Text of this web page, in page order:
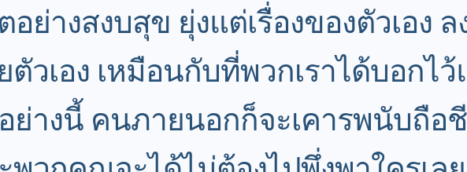
อย่างสงบสุข ยุ่งแต่เรื่องของตัวเอง
ตัวเอง เหมือนกับที่พวกเราได้บอกไ
ย่างนี้ คนภายนอกก็จะเคารพนับถื